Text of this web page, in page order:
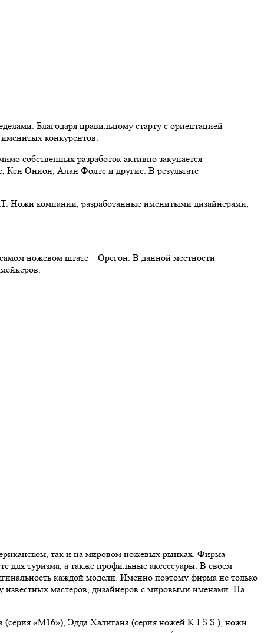
Благодаря правильному старту с ориентацией
конкурентов.
собственных разработок активно закупается
Онион, Алан Фолтс и другие. В результате
Ножи компании, разработанные именитыми дизайнерами,
ножевом штате – Орегон. В данной местности
так и на мировом ножевых рынках. Фирма
для туризма, а также профильные аксессуары. В своем
каждой модели. Именно поэтому фирма не только
известных мастеров, дизайнеров с мировыми именами. На
«М16»), Эдда Халигана (серия ножей K.I.S.S.), ножи